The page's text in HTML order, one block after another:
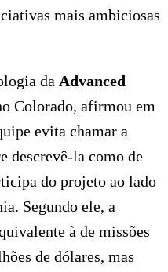
mais ambiciosas
da Advanced
Colorado, afirmou em
evita chamar a
descrevê-la como de
do projeto ao lado
Segundo ele, a
à de missões
de dólares, mas